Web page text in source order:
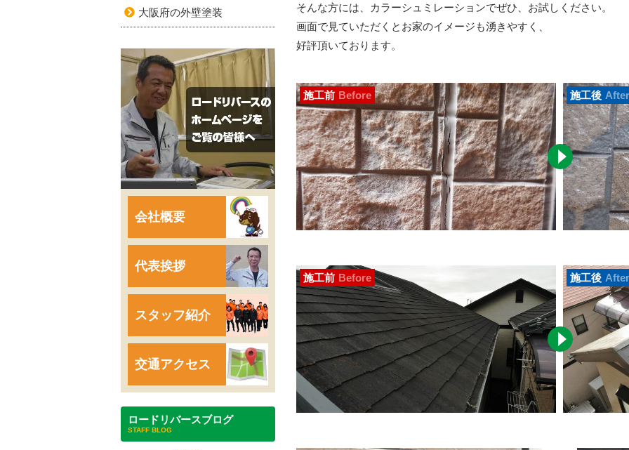
そんな方には、カラーシュミレーションでぜひ、お試しください。
画面で見ていただくとお家のイメージも湧きやすく、
好評頂いております。
施工前 Before 施工後 After
施工前 Before 施工後 After
大阪府の外壁塗装
会社概要
代表挨拶
スタッフ紹介
交通アクセス
ロードリバースブログ
STAFF BLOG